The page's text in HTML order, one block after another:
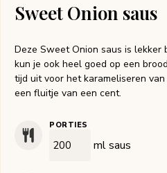
Sweet Onion saus
Deze Sweet Onion saus is lekker
kun je ook heel goed op een
tijd uit voor het karameliseren
een fluitje van een cent.
PORTIES
ml saus